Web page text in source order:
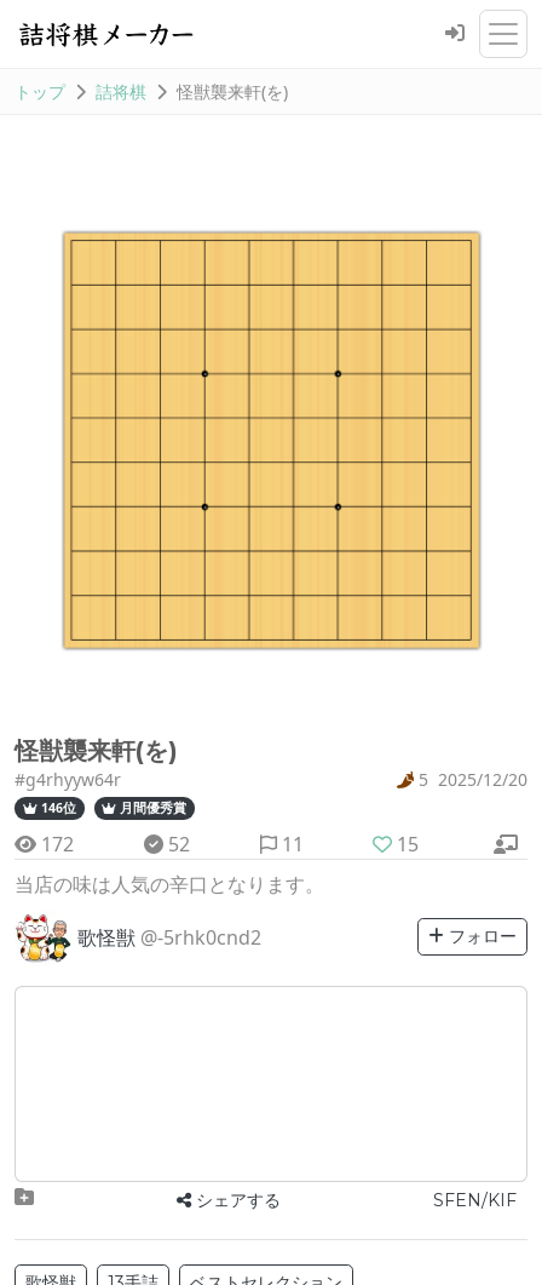
トップ 詰将棋 怪獣襲来軒(を)
怪獣襲来軒(を)
#g4rhyyw64r 5 2025/12/20
146位 月間優秀賞
172 52 11
15
当店の味は人気の辛口となります。
歌怪獣 @-5rhk0cnd2 フォロー
シェアする SFEN/KIF